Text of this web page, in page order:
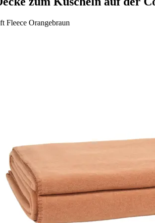
Fleece Orangebraun